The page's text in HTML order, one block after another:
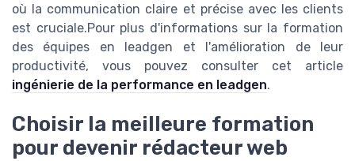
où la communication claire et précise avec les clients
est cruciale.Pour plus d'informations sur la formation
des équipes en leadgen et l'amélioration de leur
productivité, vous pouvez consulter cet article
ingénierie de la performance en leadgen.
Choisir la meilleure formation
pour devenir rédacteur web